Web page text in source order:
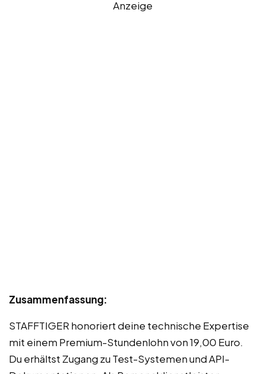
Anzeige
Zusammenfassung:
STAFFTIGER honoriert deine technische Expertise
mit einem Premium-Stundenlohn von 19,00 Euro.
Du erhältst Zugang zu Test-Systemen und API-